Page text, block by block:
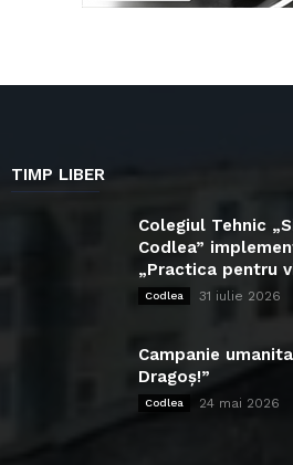
TIMP LIBER
Colegiul Tehnic
Codlea”
„Practica pentru
Codlea 31 iulie 2026
Campanie
Dragoș!”
Codlea 24 mai 2026